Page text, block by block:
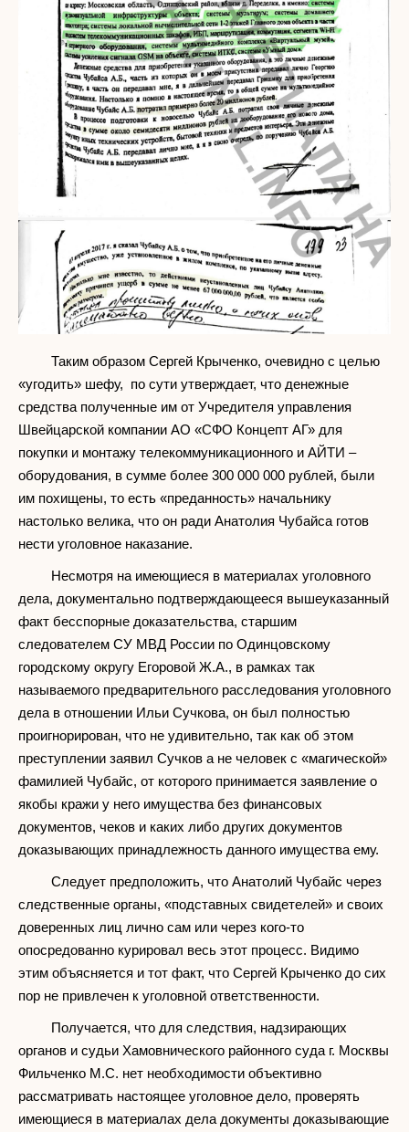
Таким образом Сергей Крыченко, очевидно с целью
«угодить» шефу, по сути утверждает, что денежные
средства полученные им от Учредителя управления
Швейцарской компании АО «СФО Концепт АГ» для
покупки и монтажу телекоммуникационного и АЙТИ –
оборудования, в сумме более 300 000 000 рублей, были
им похищены, то есть «преданность» начальнику
настолько велика, что он ради Анатолия Чубайса готов
нести уголовное наказание.
Несмотря на имеющиеся в материалах уголовного
дела, документально подтверждающееся вышеуказанный
факт бесспорные доказательства, старшим
следователем СУ МВД России по Одинцовскому
городскому округу Егоровой Ж.А., в рамках так
называемого предварительного расследования уголовного
дела в отношении Ильи Сучкова, он был полностью
проигнорирован, что не удивительно, так как об этом
преступлении заявил Сучков а не человек с «магической»
фамилией Чубайс, от которого принимается заявление о
якобы кражи у него имущества без финансовых
документов, чеков и каких либо других документов
доказывающих принадлежность данного имущества ему.
Следует предположить, что Анатолий Чубайс через
следственные органы, «подставных свидетелей» и своих
доверенных лиц лично сам или через кого-то
опосредованно курировал весь этот процесс. Видимо
этим объясняется и тот факт, что Сергей Крыченко до сих
пор не привлечен к уголовной ответственности.
Получается, что для следствия, надзирающих
органов и судьи Хамовнического районного суда г. Москвы
Фильченко М.С. нет необходимости объективно
рассматривать настоящее уголовное дело, проверять
имеющиеся в материалах дела документы доказывающие